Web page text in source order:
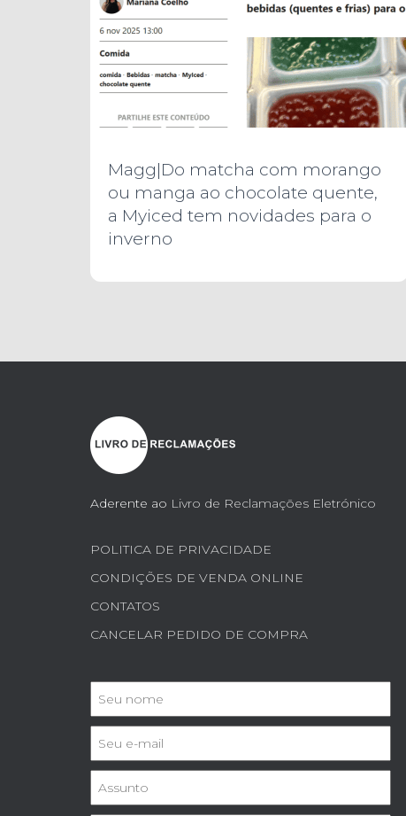
Magg|Do matcha com morango
ou manga ao chocolate quente,
a Myiced tem novidades para o
inverno
Aderente ao Livro de Reclamações Eletrónico
POLITICA DE PRIVACIDADE
CONDIÇÕES DE VENDA ONLINE
CONTATOS
CANCELAR PEDIDO DE COMPRA